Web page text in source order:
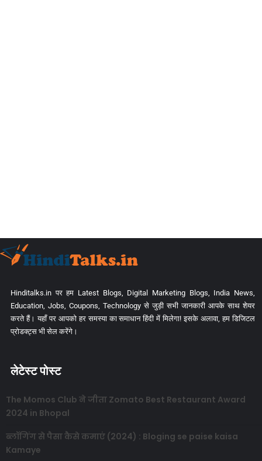
Hinditalks.in पर हम Latest Blogs, Digital Marketing Blogs, India News,
Education, Jobs, Coupons, Technology से जुड़ी सभी जानकारी आपके साथ शेयर
करते हैं। यहाँ पर आपको हर समस्या का समाधान हिंदी में मिलेगा! इसके अलावा, हम डिजिटल
प्रोडक्ट्स भी सेल करेंगे।
लेटेस्ट पोस्ट
The Momos Club ने जीता Zomato Best Restaurant Award
2024 in Bhopal
ब्लॉगिंग से पैसा कैसे कमाएं (2024) : Bloging se paise kaisa
Kamaye